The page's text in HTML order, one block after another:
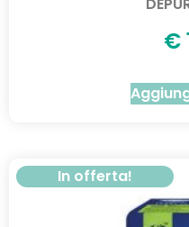
€
In offerta!